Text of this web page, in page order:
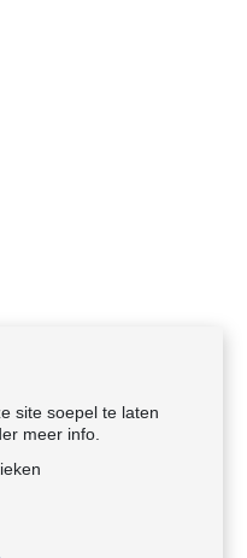
site soepel te laten
meer info.